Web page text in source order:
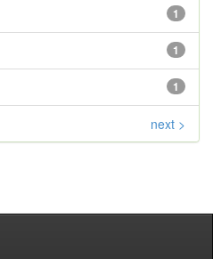
1
1
1
next >